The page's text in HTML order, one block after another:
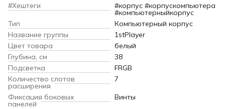
#Хештеги
#корпус #корпускомпьютера
#компьютерныйкорпус
Тип
Компьютерный корпус
Название группы
1stPlayer
Цвет товара
белый
Глубина, см
38
Подсветка
FRGB
Количество слотов
расширения
7
Фиксация боковых
панелей
Винты